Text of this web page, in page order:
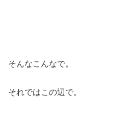
そんなこんなで。
それではこの辺で。